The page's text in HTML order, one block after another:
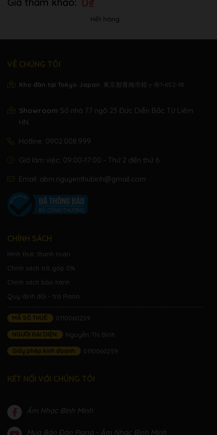
Kích
Rộng 141 cm | Cao 90,7
cm | Sâu 46,3 cm
trong suốt, mạnh mẽ
Hết hàng
VỀ CHÚNG TÔI
Kho đàn tại Tokyo Japan: 東京都青梅市根ヶ布1-652-18
Showroom Số nhà 77 ngõ 23 Đức Diễn Bắc Từ Liêm
HN.
Hotline: 0902.008.999
Giờ làm việc: 09:00-17:00 - Thứ 2 đến thứ 6
Email: abm.nguyenthubinh@gmail.com
CHÍNH SÁCH
Hình thức thanh toán
Chính sách trả góp 0%
Chính sách bảo hành
Quy định đổi - trả Piano
MÃ SỐ THUẾ: 0110060259
NGƯỜI ĐẠI DIỆN: Nguyễn Thị Bình
Giấy phép kinh doanh: 0110060259
KẾT NỐI VỚI CHÚNG TÔI
Âm Nhạc Bình Minh
Mua Bán Đàn Piano - Âm Nhạc Bình Minh